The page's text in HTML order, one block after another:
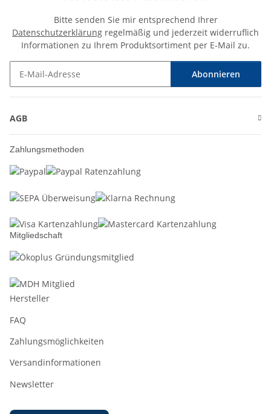
Bitte senden Sie mir entsprechend Ihrer
Datenschutzerklärung regelmäßig und jederzeit widerruflich
Informationen zu Ihrem Produktsortiment per E-Mail zu.
Abonnieren
AGB
Zahlungsmethoden
Mitgliedschaft
Hersteller
FAQ
Zahlungsmöglichkeiten
Versandinformationen
Newsletter